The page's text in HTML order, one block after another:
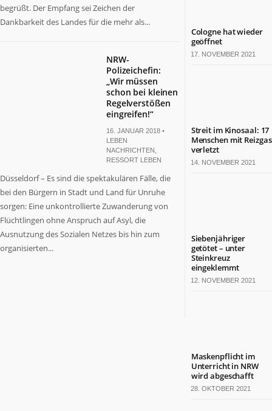
begrüßt. Der Empfang sei Zeichen der
Dankbarkeit des Landes für die mehr als...
NRW-
Polizeichefin:
„Wir müssen
schon bei kleinen
Regelverstößen
eingreifen!“
16. JANUAR 2018 •
LEBEN
NACHRICHTEN
RESSORT LEBEN
Düsseldorf – Es sind die spektakulären Fälle, die
bei den Bürgern in Stadt und Land für Unruhe
sorgen: Eine unkontrollierte Zuwanderung von
Flüchtlingen ohne Anspruch auf Asyl, die
Ausnutzung des Sozialen Netzes bis hin zum
organisierten...
Cologne hat wieder
geöffnet
17. NOVEMBER 2021
Streit im Kinosaal: 17
Menschen mit Reizgas
verletzt
14. NOVEMBER 2021
Siebenjähriger
getötet – unter
Steinkreuz
eingeklemmt
12. NOVEMBER 2021
Maskenpflicht im
Unterricht in NRW
wird abgeschafft
28. OKTOBER 2021